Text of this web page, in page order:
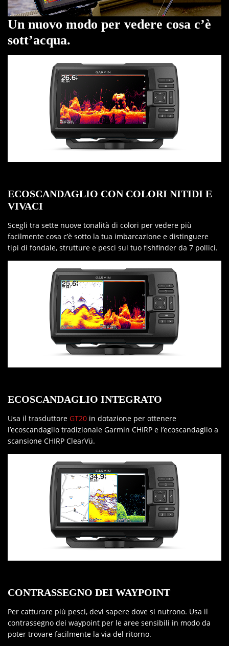
Un nuovo modo per vedere cosa c’è
sott’acqua.
ECOSCANDAGLIO CON COLORI NITIDI E
VIVACI
Scegli tra sette nuove tonalità di colori per vedere più
facilmente cosa c’è sotto la tua imbarcazione e distinguere
tipi di fondale, strutture e pesci sul tuo fishfinder da 7 pollici.
ECOSCANDAGLIO INTEGRATO
Usa il trasduttore GT20 in dotazione per ottenere
l’ecoscandaglio tradizionale Garmin CHIRP e l’ecoscandaglio a
scansione CHIRP ClearVü.
CONTRASSEGNO DEI WAYPOINT
Per catturare più pesci, devi sapere dove si nutrono. Usa il
contrassegno dei waypoint per le aree sensibili in modo da
poter trovare facilmente la via del ritorno.